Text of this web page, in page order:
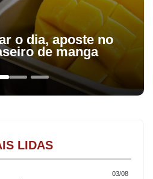
o dia, aposte no
de manga
LIDAS
03/08